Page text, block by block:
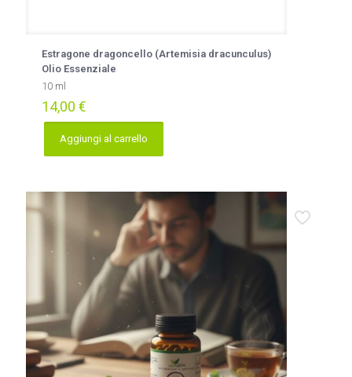
Estragone dragoncello (Artemisia dracunculus)
Olio Essenziale
10 ml
14,00 €
Aggiungi al carrello